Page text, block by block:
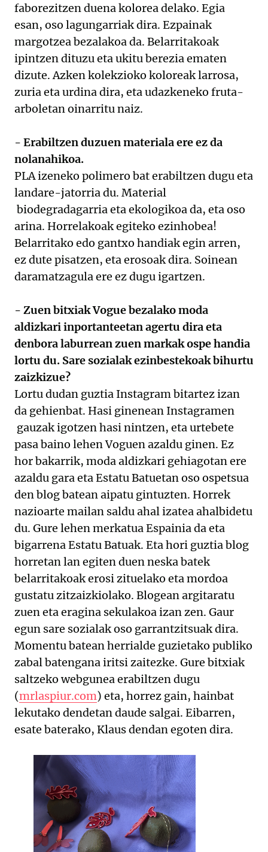
faborezitzen duena kolorea delako. Egia
esan, oso lagungarriak dira. Ezpainak
margotzea bezalakoa da. Belarritakoak
ipintzen dituzu eta ukitu berezia ematen
dizute. Azken kolekzioko koloreak larrosa,
zuria eta urdina dira, eta udazkeneko fruta-
arboletan oinarritu naiz.
- Erabiltzen duzuen materiala ere ez da
nolanahikoa.
PLA izeneko polimero bat erabiltzen dugu eta
landare-jatorria du. Material
biodegradagarria eta ekologikoa da, eta oso
arina. Horrelakoak egiteko ezinhobea!
Belarritako edo gantxo handiak egin arren,
ez dute pisatzen, eta erosoak dira. Soinean
daramatzagula ere ez dugu igartzen.
- Zuen bitxiak Vogue bezalako moda
aldizkari inportanteetan agertu dira eta
denbora laburrean zuen markak ospe handia
lortu du. Sare sozialak ezinbestekoak bihurtu
zaizkizue?
Lortu dudan guztia Instagram bitartez izan
da gehienbat. Hasi ginenean Instagramen
gauzak igotzen hasi nintzen, eta urtebete
pasa baino lehen Voguen azaldu ginen. Ez
hor bakarrik, moda aldizkari gehiagotan ere
azaldu gara eta Estatu Batuetan oso ospetsua
den blog batean aipatu gintuzten. Horrek
nazioarte mailan saldu ahal izatea ahalbidetu
du. Gure lehen merkatua Espainia da eta
bigarrena Estatu Batuak. Eta hori guztia blog
horretan lan egiten duen neska batek
belarritakoak erosi zituelako eta mordoa
gustatu zitzaizkiolako. Blogean argitaratu
zuen eta eragina sekulakoa izan zen. Gaur
egun sare sozialak oso garrantzitsuak dira.
Momentu batean herrialde guzietako publiko
zabal batengana iritsi zaitezke. Gure bitxiak
saltzeko webgunea erabiltzen dugu
(mrlaspiur.com) eta, horrez gain, hainbat
lekutako dendetan daude salgai. Eibarren,
esate baterako, Klaus dendan egoten dira.